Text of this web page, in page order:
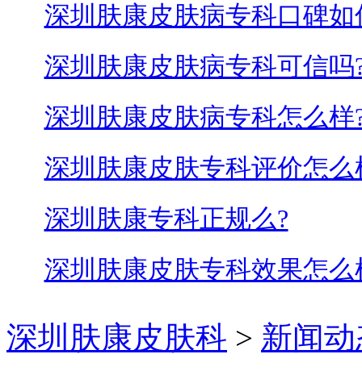
深圳肤康皮肤病专科口碑如
深圳肤康皮肤病专科可信吗
深圳肤康皮肤病专科怎么样
深圳肤康皮肤专科评价怎么
深圳肤康专科正规么?
深圳肤康皮肤专科效果怎么
深圳肤康皮肤科 > 新闻